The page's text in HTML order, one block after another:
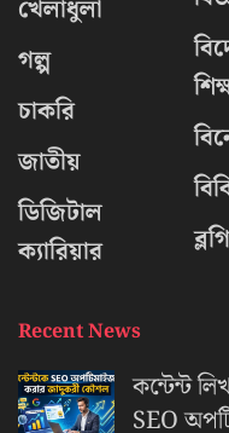
খেলাধুলা
গল্প
চাকরি
জাতীয়
ডিজিটাল
ক্যারিয়ার
Recent News
কন্টেন্ট
‍SEO